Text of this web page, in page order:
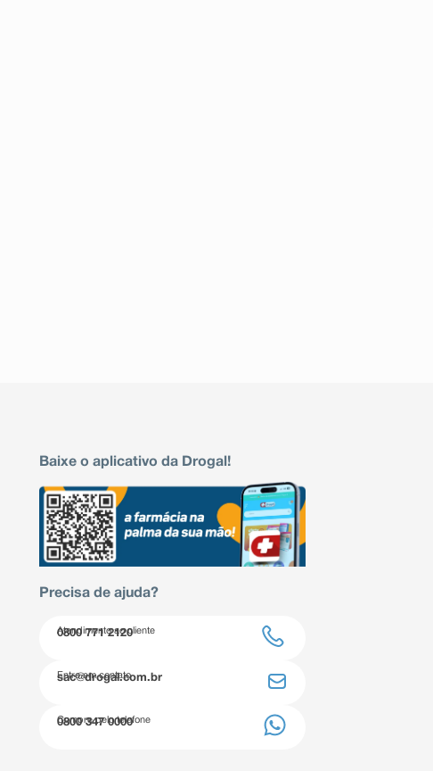
Baixe o aplicativo da Drogal!
Precisa de ajuda?
Atendimento ao cliente
0800 771 2120
Entre em contato
sac@drogal.com.br
Compre pelo telefone
0800 347 0000